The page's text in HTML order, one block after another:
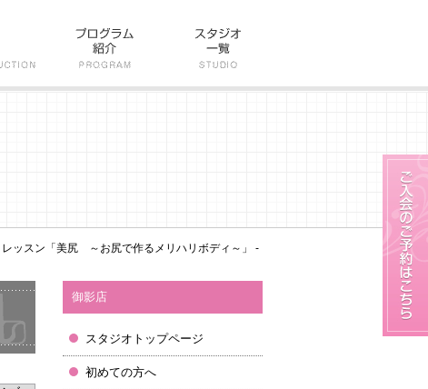
ッスン「美尻 ～お尻で作るメリハリボディ～」 -
御影店
スタジオトップページ
初めての方へ